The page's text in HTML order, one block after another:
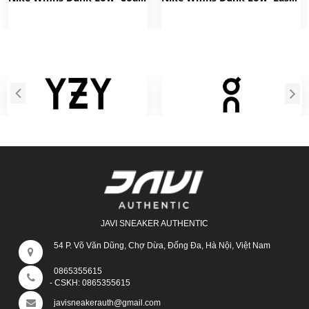
JAVI SNEAKER AUTHENTIC
54 P. Võ Văn Dũng, Chợ Dừa, Đống Đa, Hà Nội, Việt Nam
0865355615
- CSKH: 0865355615
javisneakerauth@gmail.com